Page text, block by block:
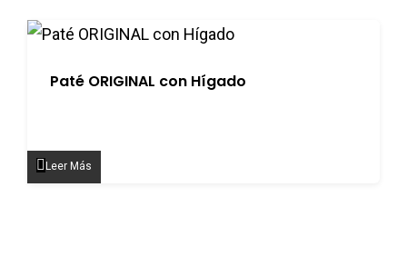
Paté ORIGINAL con Hígado
Leer Más